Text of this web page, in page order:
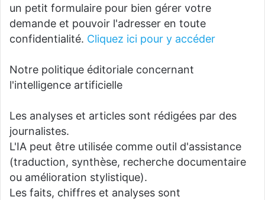
un petit formulaire pour bien gérer votre
demande et pouvoir l'adresser en toute
confidentialité. Cliquez ici pour y accéder
Notre politique éditoriale concernant
l'intelligence artificielle
Les analyses et articles sont rédigées par des
journalistes.
L'IA peut être utilisée comme outil d'assistance
(traduction, synthèse, recherche documentaire
ou amélioration stylistique).
Les faits, chiffres et analyses sont